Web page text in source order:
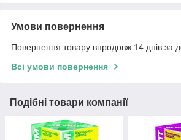
Умови повернення
Повернення товару впродовж 14 днів за
Всі умови повернення
Подібні товари компанії